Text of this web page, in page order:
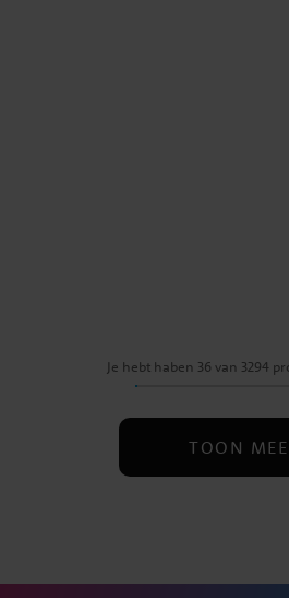
Je hebt haben 36 van 3294
TOON